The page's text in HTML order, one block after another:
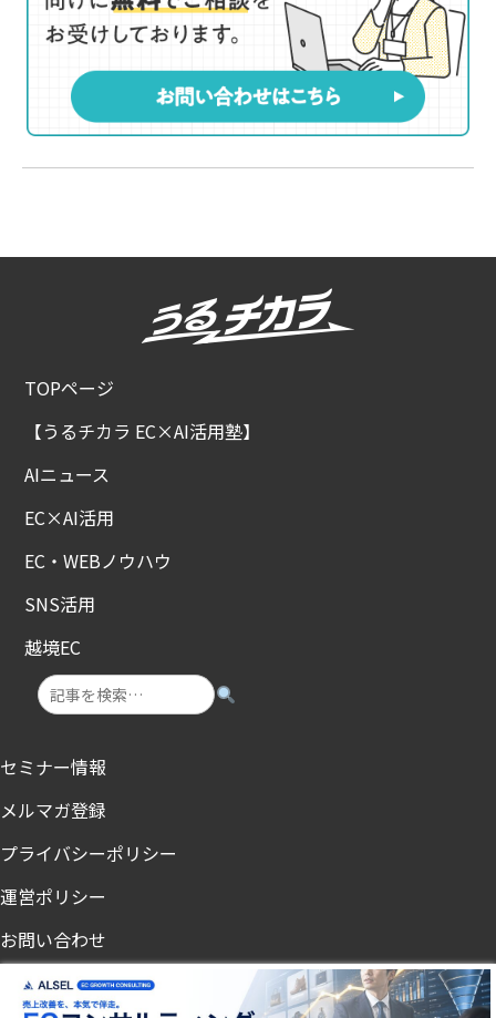
TOPページ
【うるチカラ EC×AI活用塾】
AIニュース
EC×AI活用
EC・WEBノウハウ
SNS活用
越境EC
セミナー情報
メルマガ登録
プライバシーポリシー
運営ポリシー
お問い合わせ
ノンアル・節酒メディア「飲まないチカラ」